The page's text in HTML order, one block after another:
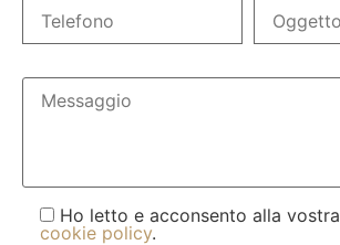
Ho letto e acconsento alla vostra
cookie policy.